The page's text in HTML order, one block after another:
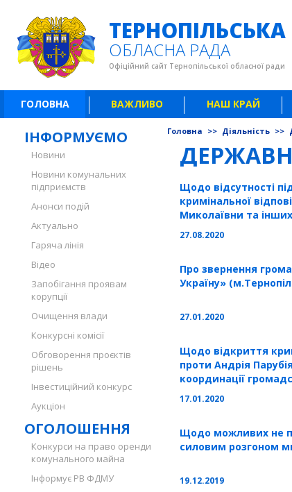
ТЕРНОПІЛЬСЬКА
ОБЛАСНА РАДА
Офіційний сайт Тернопільської обласної ради
ГОЛОВНА ВАЖЛИВО НАШ КРАЙ
ІНФОРМУЄМО
Новини
Новини комунальних
підприємств
Анонси подій
Актуально
Гаряча лінія
Відео
Запобігання проявам
корупції
Очищення влади
Конкурсні комісії
Обговорення проєктів
рішень
Інвестиційний конкурс
Аукціон
ОГОЛОШЕННЯ
Конкурси на право оренди
комунального майна
Інформує РВ ФДМУ
Головна >> Діяльність >>
Щодо відсутності
кримінальної
Миколаївни та інших
27.08.2020
Про звернення
Україну»
27.01.2020
Щодо відкриття
проти Андрія
координації
створення масових
території міста
17.01.2020
Щодо можливих не
силовим розгоном
19.12.2019